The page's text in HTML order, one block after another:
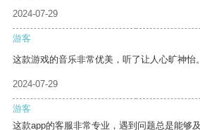
2024-07-29
游客
这款游戏的音乐非常优美，听了让人心旷神怡。
2024-07-29
游客
这款app的客服非常专业，遇到问题总是能够